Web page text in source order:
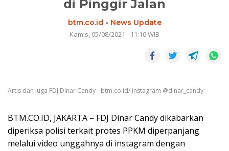
di Pinggir Jalan
btm.co.id - News Update
Kamis, 05/08/2021 - 11:16 WIB
Artis dan juga FDJ Dinar Candy - btm.co.id/ instagram @dinar_candy
BTM.CO.ID, JAKARTA – FDJ Dinar Candy dikabarkan
diperiksa polisi terkait protes PPKM diperpanjang
melalui video unggahnya di instagram dengan